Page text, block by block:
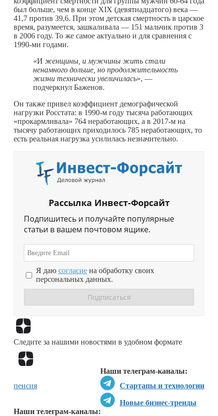
был больше, чем в конце XIX (девятнадцатого) века —
41,7 против 39,6. При этом детская смертность в царское
время, разумеется, зашкаливала — 151 мальчик против 3
в 2006 году. То же самое актуально и для сравнения с
1990-ми годами.
«И женщины, и мужчины жить стали
ненамного дольше, но продолжительность
жизни технически увеличилась», —
подчеркнул Баженов.
Он также привел коэффициент демографической
нагрузки Росстата: в 1990-м году тысяча работающих
«прокармливала» 764 неработающих, а в 2017-м на
тысячу работающих приходилось 785 неработающих, то
есть реальная нагрузка усилилась незначительно.
Рассылка Инвест-Форсайт
Подпишитесь и получайте популярные
статьи в вашем почтовом ящике.
Я даю согласие на обработку своих
персональных данных.
Следите за нашими новостями в удобном формате
Наши телеграм-каналы:
Стартапы и технологии
Новые бизнес-тренды
Наши телеграм-каналы:
пенсия